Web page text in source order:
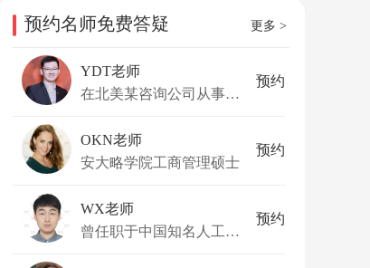
预约名师免费答疑 更多 >
YDT老师
在北美某咨询公司从事数据分析咨询工作，在数据分析和云服务拥有多年经验
预约
OKN老师
安大略学院工商管理硕士
预约
WX老师
曾任职于中国知名人工智能公司担任软件开发工程师
预约